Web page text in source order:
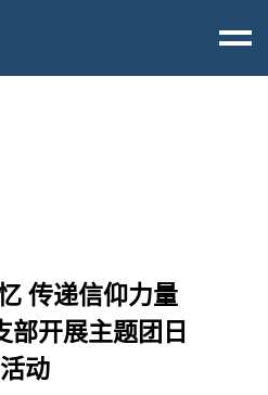
传递信仰力量
部开展主题团日
活动